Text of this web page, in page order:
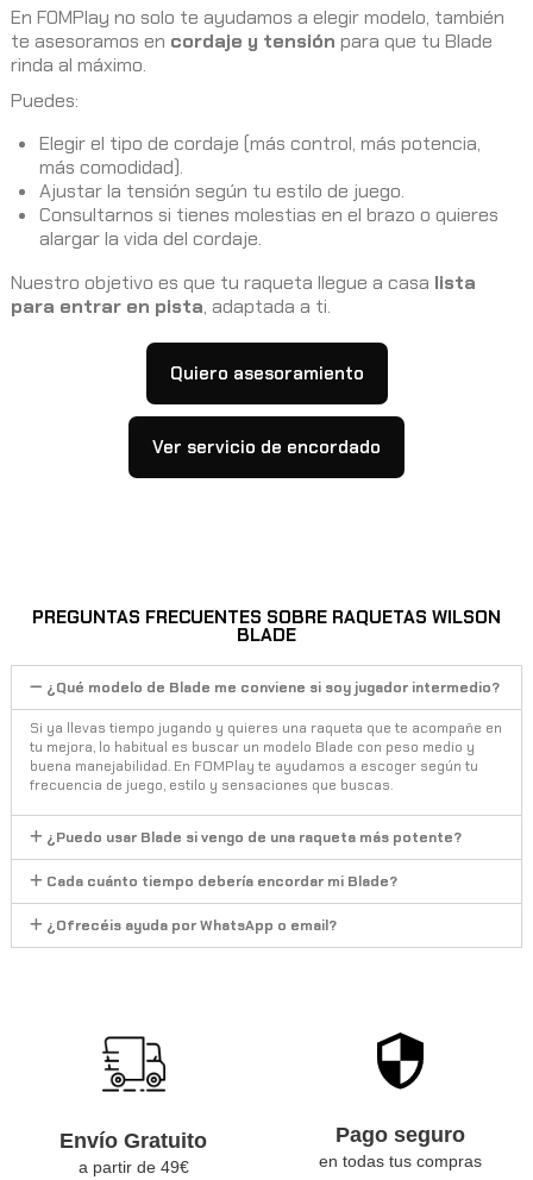
En FOMPlay no solo te ayudamos a elegir modelo, también
te asesoramos en cordaje y tensión para que tu Blade
rinda al máximo.
Puedes:
Elegir el tipo de cordaje (más control, más potencia,
más comodidad).
Ajustar la tensión según tu estilo de juego.
Consultarnos si tienes molestias en el brazo o quieres
alargar la vida del cordaje.
Nuestro objetivo es que tu raqueta llegue a casa lista
para entrar en pista, adaptada a ti.
Quiero asesoramiento
Ver servicio de encordado
PREGUNTAS FRECUENTES SOBRE RAQUETAS WILSON
BLADE
¿Qué modelo de Blade me conviene si soy jugador intermedio?
Si ya llevas tiempo jugando y quieres una raqueta que te acompañe en
tu mejora, lo habitual es buscar un modelo Blade con peso medio y
buena manejabilidad. En FOMPlay te ayudamos a escoger según tu
frecuencia de juego, estilo y sensaciones que buscas.
¿Puedo usar Blade si vengo de una raqueta más potente?
Cada cuánto tiempo debería encordar mi Blade?
¿Ofrecéis ayuda por WhatsApp o email?
Envío Gratuito
a partir de 49€
Pago seguro
en todas tus compras